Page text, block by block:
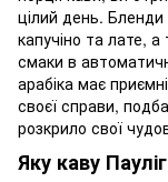
цілий день. Бленди
капучіно та лате,
смаки в
арабіка має
своєї справи,
розкрило свої
Яку каву